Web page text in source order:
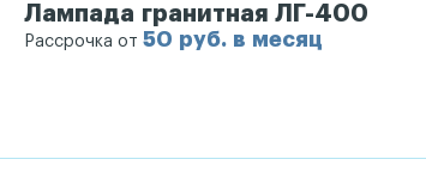
Лампада гранитная ЛГ-400
Рассрочка от 50 руб. в месяц